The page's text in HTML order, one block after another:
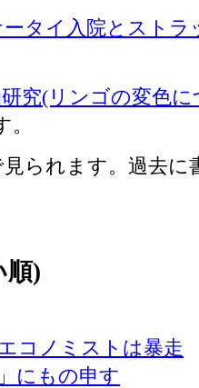
ータイ入院とストラ
究(リンゴの変色
。
見られます。過去に
順)
コノミストは暴走
にもの申す